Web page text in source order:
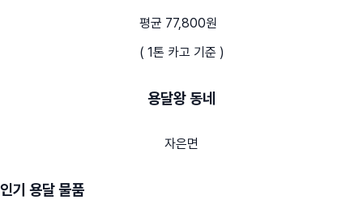
평균 77,800원
( 1톤 카고 기준 )
용달왕 동네
자은면
인기 용달 물품